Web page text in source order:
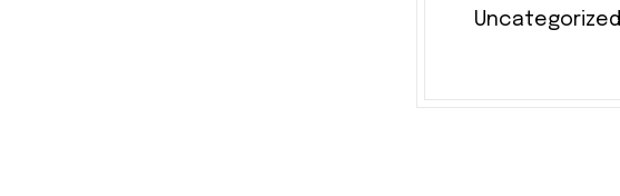
Uncategorized